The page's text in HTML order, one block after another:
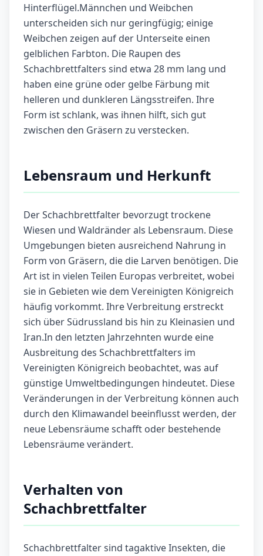
Hinterflügel.Männchen und Weibchen
unterscheiden sich nur geringfügig; einige
Weibchen zeigen auf der Unterseite einen
gelblichen Farbton. Die Raupen des
Schachbrettfalters sind etwa 28 mm lang und
haben eine grüne oder gelbe Färbung mit
helleren und dunkleren Längsstreifen. Ihre
Form ist schlank, was ihnen hilft, sich gut
zwischen den Gräsern zu verstecken.
Lebensraum und Herkunft
Der Schachbrettfalter bevorzugt trockene
Wiesen und Waldränder als Lebensraum. Diese
Umgebungen bieten ausreichend Nahrung in
Form von Gräsern, die die Larven benötigen. Die
Art ist in vielen Teilen Europas verbreitet, wobei
sie in Gebieten wie dem Vereinigten Königreich
häufig vorkommt. Ihre Verbreitung erstreckt
sich über Südrussland bis hin zu Kleinasien und
Iran.In den letzten Jahrzehnten wurde eine
Ausbreitung des Schachbrettfalters im
Vereinigten Königreich beobachtet, was auf
günstige Umweltbedingungen hindeutet. Diese
Veränderungen in der Verbreitung können auch
durch den Klimawandel beeinflusst werden, der
neue Lebensräume schafft oder bestehende
Lebensräume verändert.
Verhalten von
Schachbrettfalter
Schachbrettfalter sind tagaktive Insekten, die